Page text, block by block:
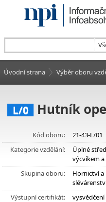
Úvodní strana Výběr oboru
L/0 Hutník
Kód oboru:
21-43-L/01
Kategorie vzdělání:
Úplné
výcvikem
Skupina oboru:
Hornictví
Výstupní certifikát: